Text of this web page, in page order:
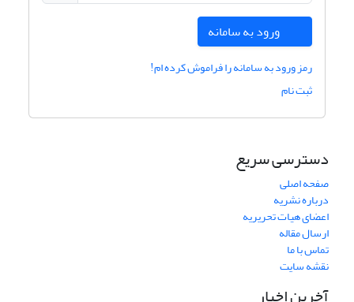
ورود به سامانه
رمز ورود به سامانه را فراموش کرده ام!
ثبت نام
دسترسی سریع
صفحه اصلی
درباره نشریه
اعضای هیات تحریریه
ارسال مقاله
تماس با ما
نقشه سایت